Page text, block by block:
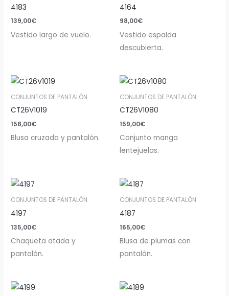
4183
139,00€
Vestido largo de vuelo.
4164
98,00€
Vestido espalda
descubierta.
CONJUNTOS DE PANTALÓN
CT26V1019
158,00€
Blusa cruzada y pantalón.
CONJUNTOS DE PANTALÓN
CT26V1080
159,00€
Conjunto manga
lentejuelas.
CONJUNTOS DE PANTALÓN
4197
135,00€
Chaqueta atada y
pantalón.
CONJUNTOS DE PANTALÓN
4187
165,00€
Blusa de plumas con
pantalón.